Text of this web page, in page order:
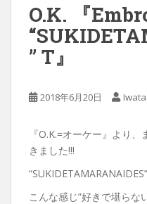
O.K. 『
” T』
2018年6月20日 Iwata
『O.K.=オーケー』より
きました!!!
“SUKIDETAMARANAIDES”
こんな感じ”好きで堪らな